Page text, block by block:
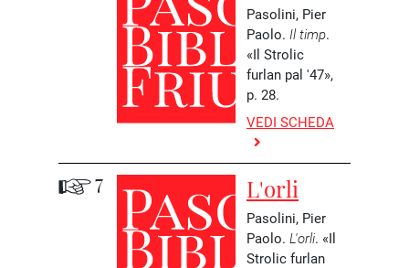
Pasolini, Pier
Paolo. Il timp.
«Il Strolic
furlan pal '47»,
p. 28.
VEDI SCHEDA
7 L'orli
Pasolini, Pier
Paolo. L'orli. «Il
Strolic furlan